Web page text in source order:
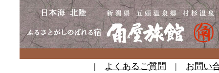
| よくあるご質問 | お問い